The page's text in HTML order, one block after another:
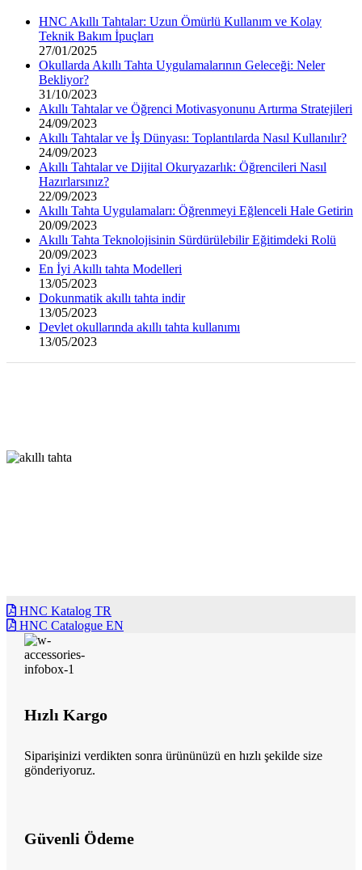
HNC Akıllı Tahtalar: Uzun Ömürlü Kullanım ve Kolay
Teknik Bakım İpuçları
27/01/2025
Okullarda Akıllı Tahta Uygulamalarının Geleceği: Neler
Bekliyor?
31/10/2023
Akıllı Tahtalar ve Öğrenci Motivasyonunu Artırma Stratejileri
24/09/2023
Akıllı Tahtalar ve İş Dünyası: Toplantılarda Nasıl Kullanılır?
24/09/2023
Akıllı Tahtalar ve Dijital Okuryazarlık: Öğrencileri Nasıl
Hazırlarsınız?
22/09/2023
Akıllı Tahta Uygulamaları: Öğrenmeyi Eğlenceli Hale Getirin
20/09/2023
Akıllı Tahta Teknolojisinin Sürdürülebilir Eğitimdeki Rolü
20/09/2023
En İyi Akıllı tahta Modelleri
13/05/2023
Dokunmatik akıllı tahta indir
13/05/2023
Devlet okullarında akıllı tahta kullanımı
13/05/2023
HNC Katalog TR
HNC Catalogue EN
Hızlı Kargo
Siparişinizi verdikten sonra ürününüzü en hızlı şekilde size
gönderiyoruz.
Güvenli Ödeme